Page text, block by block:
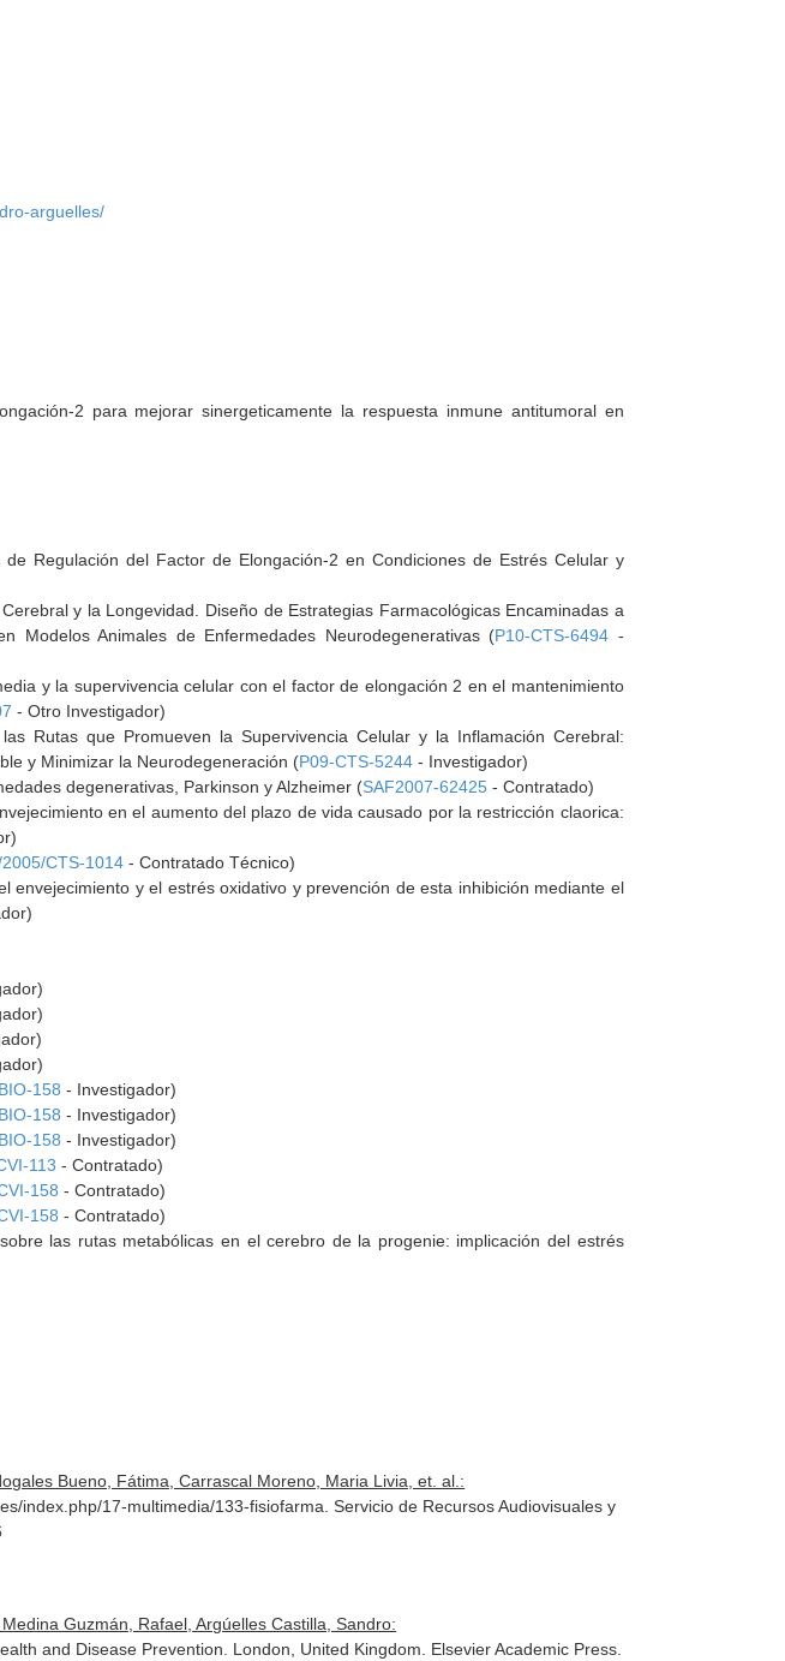
arguelles/
2 para mejorar sinergeticamente la respuesta inmune antitumoral en
Regulación del Factor de Elongación-2 en Condiciones de Estrés Celular y
y la Longevidad. Diseño de Estrategias Farmacológicas Encaminadas a
Modelos Animales de Enfermedades Neurodegenerativas (P10-CTS-6494 -
y la supervivencia celular con el factor de elongación 2 en el mantenimiento
- Otro Investigador)
Rutas que Promueven la Supervivencia Celular y la Inflamación Cerebral:
y Minimizar la Neurodegeneración (P09-CTS-5244 - Investigador)
degenerativas, Parkinson y Alzheimer (SAF2007-62425 - Contratado)
en el aumento del plazo de vida causado por la restricción claorica:
2005/CTS-1014 - Contratado Técnico)
y el estrés oxidativo y prevención de esta inhibición mediante el
158 - Investigador)
158 - Investigador)
158 - Investigador)
113 - Contratado)
158 - Contratado)
158 - Contratado)
las rutas metabólicas en el cerebro de la progenie: implicación del estrés
Bueno, Fátima, Carrascal Moreno, Maria Livia, et. al.:
index.php/17-multimedia/133-fisiofarma. Servicio de Recursos Audiovisuales y
Guzmán, Rafael, Argúelles Castilla, Sandro:
and Disease Prevention . London, United Kingdom. Elsevier Academic Press.